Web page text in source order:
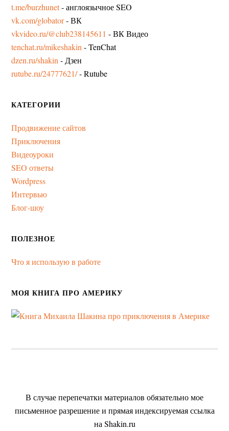
t.me/burzhunet- англоязычное SEO
vk.com/globator- ВК
vkvideo.ru/@club238145611 - ВК Видео
tenchat.ru/mikeshakin - TenChat
dzen.ru/shakin - Дзен
rutube.ru/24777621/- Rutube
КАТЕГОРИИ
Продвижение сайтов
Приключения
Видеоуроки
SEO ответы
Wordpress
Интервью
Блог-шоу
ПОЛЕЗНОЕ
Что я использую в работе
МОЯ КНИГА ПРО АМЕРИКУ
В случае перепечатки материалов обязательно мое
письменное разрешение и прямая индексируемая ссылка
на Shakin.ru